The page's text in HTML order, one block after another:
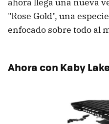
"Rose Gold", una
enfocado sobre todo al
Ahora con Kaby